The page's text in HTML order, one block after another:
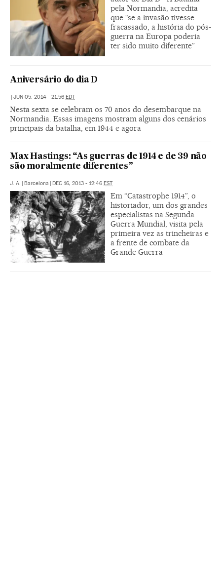
pela Normandia, acredita
que “se a invasão tivesse
fracassado, a história do pós-
guerra na Europa poderia
ter sido muito diferente”
Aniversário do dia D
| JUN 05, 2014 - 21:56 EDT
Nesta sexta se celebram os 70 anos do desembarque na
Normandia. Essas imagens mostram alguns dos cenários
principais da batalha, em 1944 e agora
Max Hastings: “As guerras de 1914 e de 39 não
são moralmente diferentes”
J. A. | Barcelona | DEC 16, 2013 - 12:46 EST
Em “Catastrophe 1914”, o
historiador, um dos grandes
especialistas na Segunda
Guerra Mundial, visita pela
primeira vez as trincheiras e
a frente de combate da
Grande Guerra